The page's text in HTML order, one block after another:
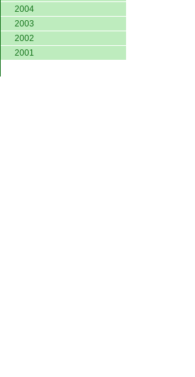
2004
2003
2002
2001